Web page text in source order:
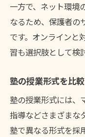
一方で、ネット環境
なるため、保護者の
です。オンラインと
習も選択肢として検
塾の授業形式を比
塾の授業形式には、
指導などさまざまな
塾で異なる形式を採